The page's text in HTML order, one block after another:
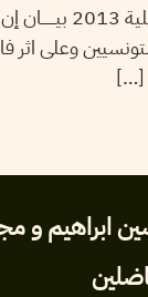
تونس في 26 جويلية
وعلى اثر
[…]
ابراهيم و